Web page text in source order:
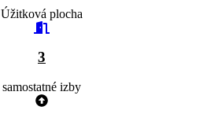
Úžitková plocha
3
samostatné izby